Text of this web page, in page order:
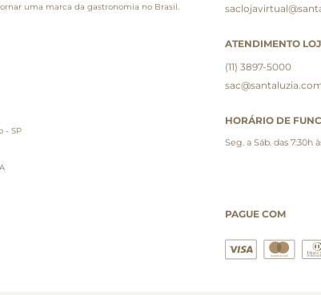
uma marca da gastronomia no Brasil.
- SP
ATENDIMENTO
(11) 3897-5000
HORÁRIO DE
Seg. a Sáb. das 7:30h
PAGUE COM